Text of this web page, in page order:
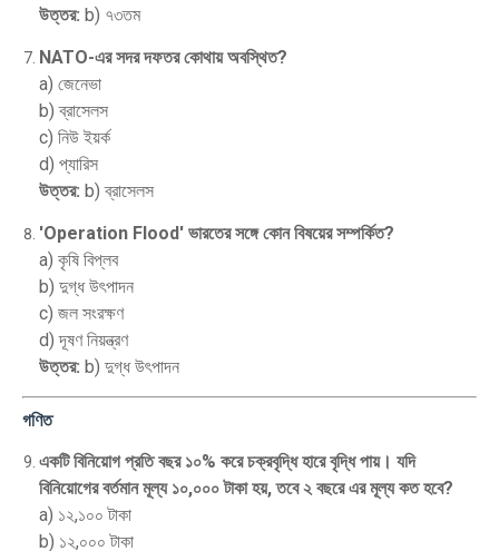
উত্তর: b) ৭৩তম
NATO-এর সদর দফতর কোথায় অবস্থিত?
a) জেনেভা
b) ব্রাসেলস
c) নিউ ইয়র্ক
d) প্যারিস
উত্তর: b) ব্রাসেলস
'Operation Flood' ভারতের সঙ্গে কোন বিষয়ের সম্পর্কিত?
a) কৃষি বিপ্লব
b) দুগ্ধ উৎপাদন
c) জল সংরক্ষণ
d) দূষণ নিয়ন্ত্রণ
উত্তর: b) দুগ্ধ উৎপাদন
গণিত
একটি বিনিয়োগ প্রতি বছর ১০% করে চক্রবৃদ্ধি হারে বৃদ্ধি পায়। যদি
বিনিয়োগের বর্তমান মূল্য ১০,০০০ টাকা হয়, তবে ২ বছরে এর মূল্য কত হবে?
a) ১২,১০০ টাকা
b) ১২,০০০ টাকা